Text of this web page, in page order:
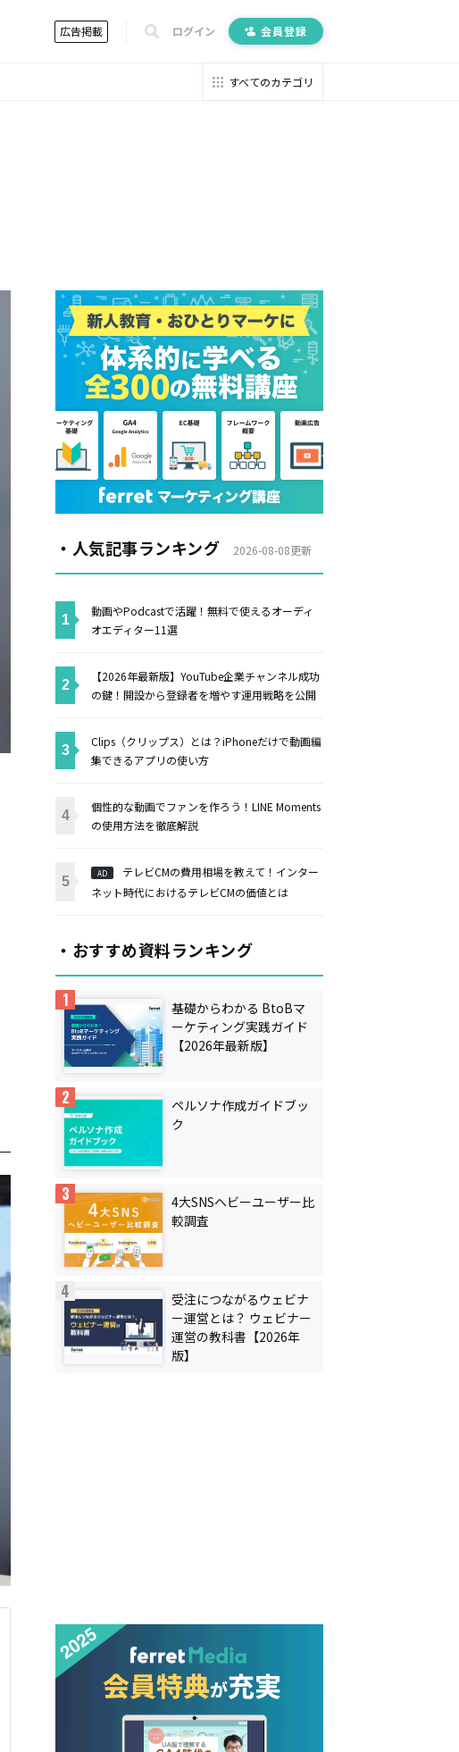
広告掲載 ログイン 会員登録
すべてのカテゴリ
・人気記事ランキング 2026-08-08更新
動画やPodcastで活躍！無料で使えるオーディ
オエディター11選
【2026年最新版】YouTube企業チャンネル成功
の鍵！開設から登録者を増やす運用戦略を公開
Clips（クリップス）とは？iPhoneだけで動画編
集できるアプリの使い方
個性的な動画でファンを作ろう！LINE Moments
の使用方法を徹底解説
AD
テレビCMの費用相場を教えて！インター
ネット時代におけるテレビCMの価値とは
・おすすめ資料ランキング
基礎からわかる BtoBマ
ーケティング実践ガイド
【2026年最新版】
ペルソナ作成ガイドブッ
ク
4大SNSヘビーユーザー比
較調査
受注につながるウェビナ
ー運営とは？ ウェビナー
運営の教科書【2026年
版】